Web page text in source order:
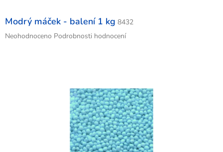
Modrý máček - balení 1 kg 8432
Průměrné
Neohodnoceno Podrobnosti hodnocení